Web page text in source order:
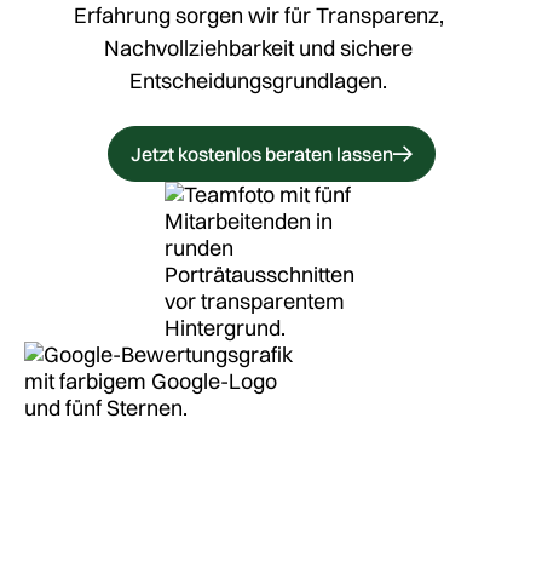
Erfahrung sorgen wir für Transparenz,
Nachvollziehbarkeit und sichere
Entscheidungsgrundlagen.
Jetzt kostenlos beraten lassen